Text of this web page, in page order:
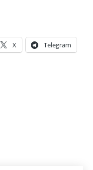
X Telegram